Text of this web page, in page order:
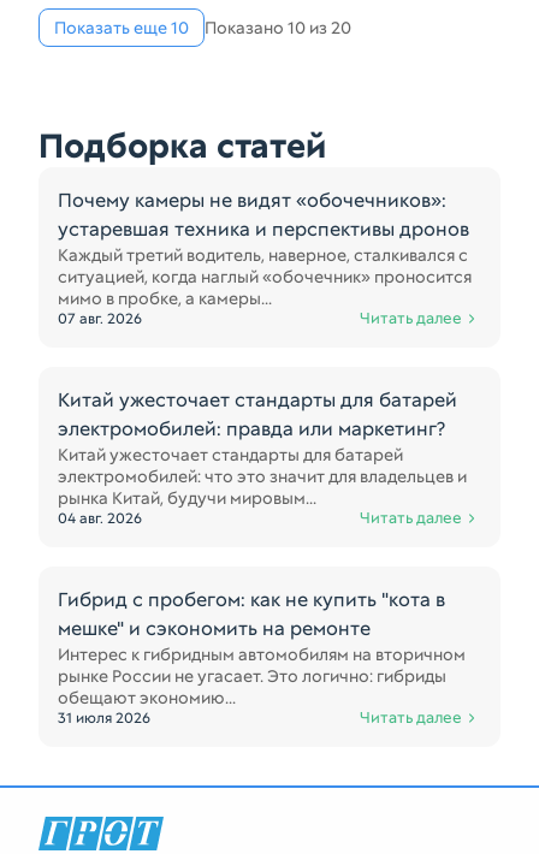
Показать еще 10 Показано 10 из 20
Подборка статей
Почему камеры не видят «обочечников»:
устаревшая техника и перспективы дронов
Каждый третий водитель, наверное, сталкивался с
ситуацией, когда наглый «обочечник» проносится
мимо в пробке, а камеры...
07 авг. 2026 Читать далее
Китай ужесточает стандарты для батарей
электромобилей: правда или маркетинг?
Китай ужесточает стандарты для батарей
электромобилей: что это значит для владельцев и
рынка Китай, будучи мировым...
04 авг. 2026 Читать далее
Гибрид с пробегом: как не купить "кота в
мешке" и сэкономить на ремонте
Интерес к гибридным автомобилям на вторичном
рынке России не угасает. Это логично: гибриды
обещают экономию...
31 июля 2026 Читать далее